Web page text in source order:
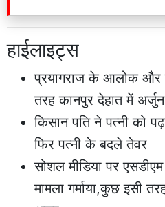
हाईलाइट्स
प्रयागराज के आलोक और
तरह कानपुर देहात में
किसान पति ने पत्नी को
फिर पत्नी के बदले तेवर
सोशल मीडिया पर
मामला गर्माया,कुछ इसी